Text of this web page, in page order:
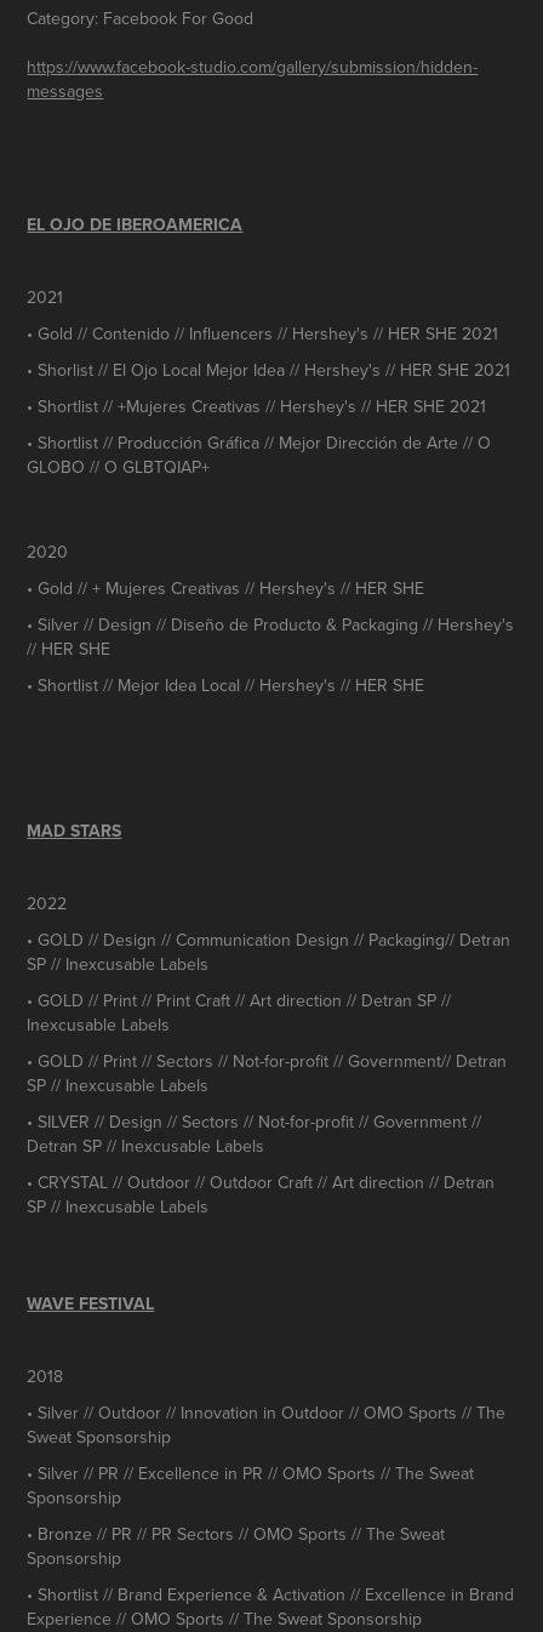
Category: Facebook For Good
https://www.facebook-studio.com/gallery/submission/hidden-
messages
EL OJO DE IBEROAMERICA
2021
• Gold // Contenido // Influencers // Hershey's // HER SHE 2021
• Shorlist // El Ojo Local Mejor Idea // Hershey's // HER SHE 2021
• Shortlist // +Mujeres Creativas // Hershey's // HER SHE 2021
• Shortlist // Producción Gráfica // Mejor Dirección de Arte // O
GLOBO // O GLBTQIAP+
2020
• Gold // + Mujeres Creativas // Hershey's // HER SHE
• Silver // Design // Diseño de Producto & Packaging // Hershey's
// HER SHE
• Shortlist // Mejor Idea Local // Hershey's // HER SHE
MAD STARS
2022
• GOLD // Design // Communication Design // Packaging// Detran
SP // Inexcusable Labels
• GOLD // Print // Print Craft // Art direction // Detran SP //
Inexcusable Labels
• GOLD // Print // Sectors // Not-for-profit // Government// Detran
SP // Inexcusable Labels
• SILVER // Design // Sectors // Not-for-profit // Government //
Detran SP // Inexcusable Labels
• CRYSTAL // Outdoor // Outdoor Craft // Art direction // Detran
SP // Inexcusable Labels
WAVE FESTIVAL
2018
• Silver // Outdoor // Innovation in Outdoor // OMO Sports // The
Sweat Sponsorship
• Silver // PR // Excellence in PR // OMO Sports // The Sweat
Sponsorship
• Bronze // PR // PR Sectors // OMO Sports // The Sweat
Sponsorship
• Shortlist // Brand Experience & Activation // Excellence in Brand
Experience // OMO Sports // The Sweat Sponsorship